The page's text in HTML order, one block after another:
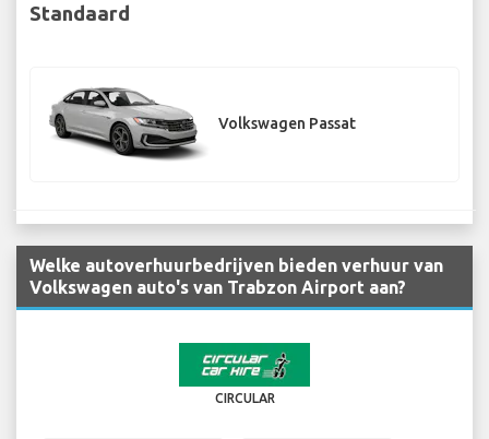
Standaard
Volkswagen Passat
Welke autoverhuurbedrijven bieden verhuur van
Volkswagen auto's van Trabzon Airport aan?
CIRCULAR